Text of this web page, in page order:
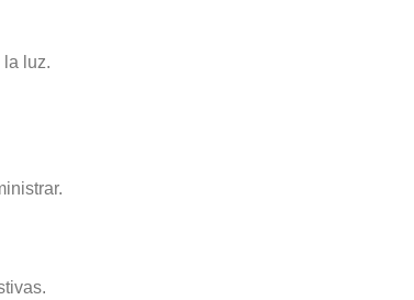
la luz.